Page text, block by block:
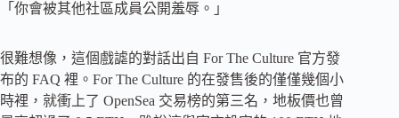
「你會被其他社區成員公開羞辱。」
很難想像，這個戲謔的對話出自 For The Culture 官方發
布的 FAQ 裡。For The Culture 的在發售後的僅僅幾個小
時裡，就衝上了 OpenSea 交易榜的第三名，地板價也曾